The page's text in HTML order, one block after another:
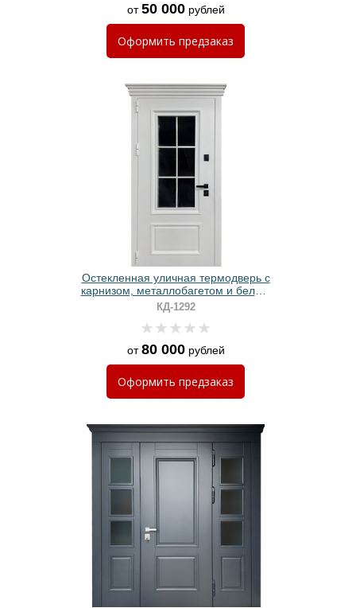
от50 000рублей
Оформить предзаказ
Остекленная уличная термодверь с
карнизом, металлобагетом и белым
полимерным покрытием
КД-1292
от80 000рублей
Оформить предзаказ